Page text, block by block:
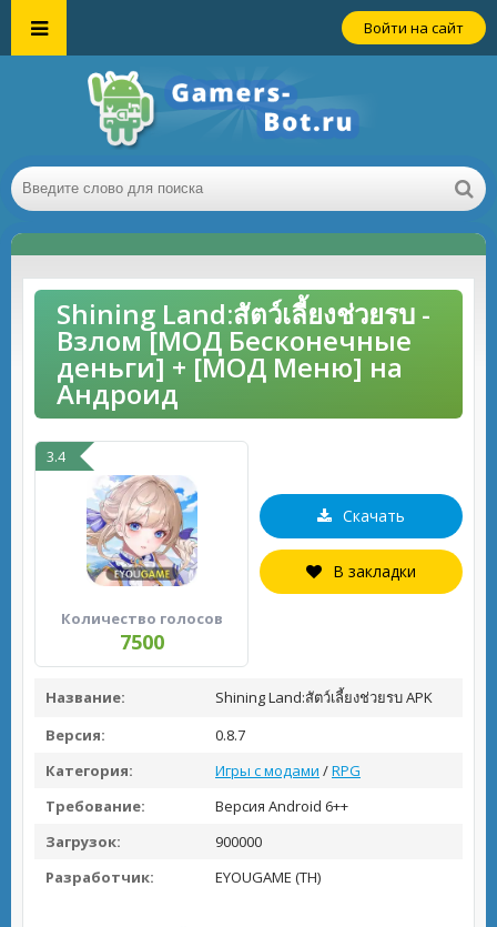
Войти на сайт
Shining Land:สัตว์เลี้ยงช่วยรบ -
Взлом [МОД Бесконечные
деньги] + [МОД Меню] на
Андроид
3.4
Количество голосов
7500
Скачать
В закладки
Название:
Shining Land:สัตว์เลี้ยงช่วยรบ APK
Версия:
0.8.7
Категория:
Игры с модами /RPG
Требование:
Версия Android 6++
Загрузок:
900000
Разработчик:
EYOUGAME (TH)